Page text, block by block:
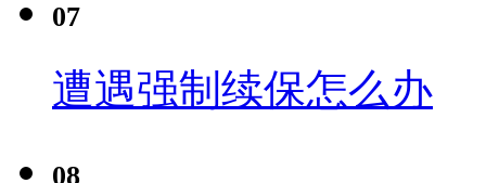
07
遭遇强制续保怎么办
08